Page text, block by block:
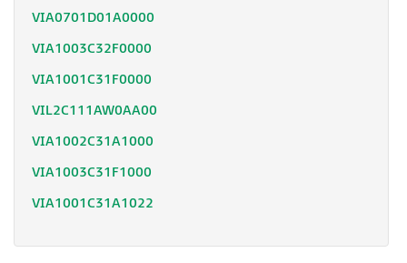
VIA0701D01A0000
VIA1003C32F0000
VIA1001C31F0000
VIL2C111AW0AA00
VIA1002C31A1000
VIA1003C31F1000
VIA1001C31A1022